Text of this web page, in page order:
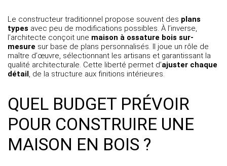
Le constructeur traditionnel propose souvent des plans
types avec peu de modifications possibles. À l’inverse,
l’architecte conçoit une maison à ossature bois sur-
mesure sur base de plans personnalisés . Il joue un rôle de
maître d’œuvre , sélectionnant les artisans et garantissant la
qualité architecturale. Cette liberté permet d’ajuster chaque
détail , de la structure aux finitions intérieures.
QUEL BUDGET PRÉVOIR
POUR CONSTRUIRE UNE
MAISON EN BOIS ?